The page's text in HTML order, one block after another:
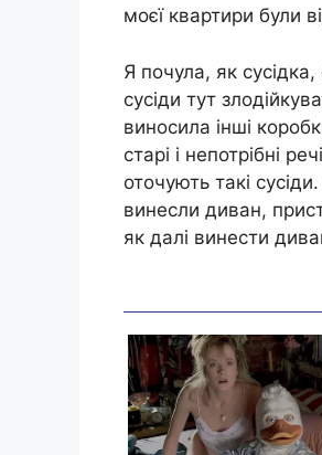
моєї квартири були
Я почула, як
сусіди тут
виносила інші
старі і непотрібні
оточують такі
винесли диван,
як далі винести